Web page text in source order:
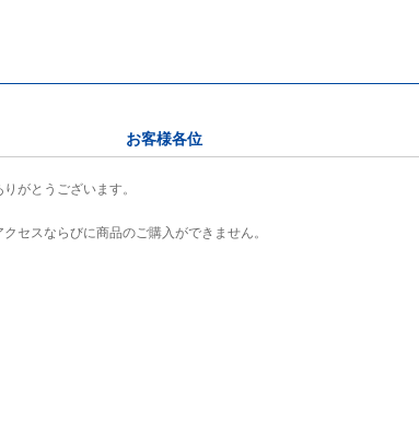
お客様各位
がとうございます。
セスならびに商品のご購入ができません。